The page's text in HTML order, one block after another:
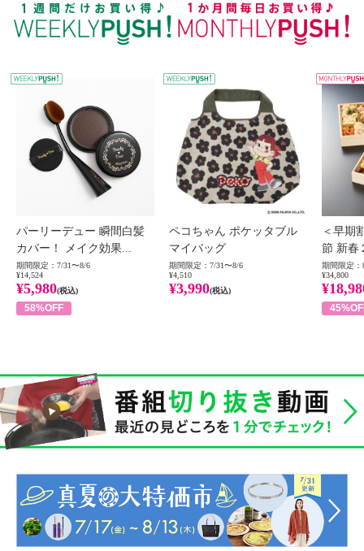
WEEKLY PUSH
パーリーデュー 瞬間白髪
カバー！ メイク効果...
期間限定：7/31〜8/6
¥14,524
¥5,980(税込)
58%OFF
ペコちゃん ポケッタブル
マイバッグ
期間限定：7/31〜8/6
¥4,510
¥3,990(税込)
＜早期
節 新春
期間限定：
¥34,800